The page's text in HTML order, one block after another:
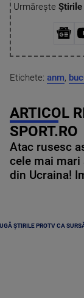
Urmărește Știrile
Etichete: anm,
ARTICOL
SPORT.RO
Atac rusesc
cele mai mari
din Ucraina!
ȘTIRILE PROTV CA